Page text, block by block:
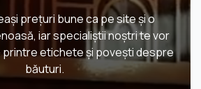
prețuri bune ca pe site și o
iar specialiștii noștri te vor
printre etichete și povești despre
băuturi.